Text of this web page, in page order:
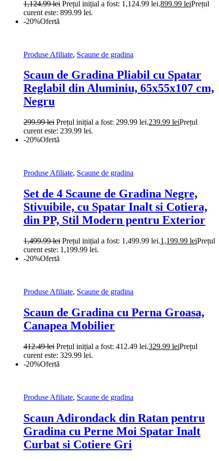
1,124.99lei Prețul inițial a fost: 1,124.99 lei.899.99 leiPrețul
curent este: 899.99 lei.
-20%Ofertă
Produse Afiliate, Scaune de gradina
Scaun de Gradina Pliabil cu Spatar
Reglabil din Aluminiu, 65x55x107 cm,
Negru
299.99lei Prețul inițial a fost: 299.99 lei.239.99 leiPrețul
curent este: 239.99 lei.
-20%Ofertă
Produse Afiliate, Scaune de gradina
Set de 4 Scaune de Gradina Negre,
Stivuibile, cu Spatar Inalt si Cotiera,
din PP, Stil Modern pentru Exterior
1,499.99lei Prețul inițial a fost: 1,499.99 lei.1,199.99 leiPrețul
curent este: 1,199.99 lei.
-20%Ofertă
Produse Afiliate, Scaune de gradina
Scaun de Gradina cu Perna Groasa,
Canapea Mobilier
412.49lei Prețul inițial a fost: 412.49 lei.329.99 leiPrețul
curent este: 329.99 lei.
-20%Ofertă
Produse Afiliate, Scaune de gradina
Scaun Adirondack din Ratan pentru
Gradina cu Perne Moi Spatar Inalt
Curbat si Cotiere Gri